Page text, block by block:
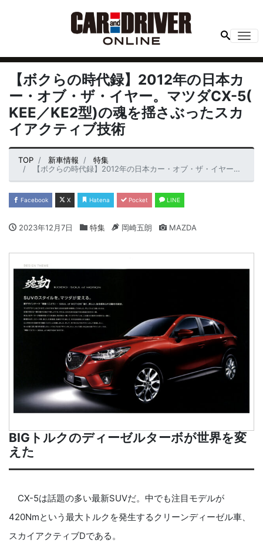
【ボクらの時代録】2012年の日本カ
ー・オブ・ザ・イヤー。マツダCX-5(
KEE／KE2型)の魂を揺さぶったスカ
イアクティブ技術
TOP 新車情報
特集
【ボクらの時代録】2012年の日本カー・オブ・ザ・イヤー。マツダCX-5( KEE／KE2型)の魂を揺さぶったスカイアクティブ技術
Facebook X Hatena Pocket LINE
2023年12月7日 特集 岡崎五朗 MAZDA
BIGトルクのディーゼルターボが世界を変
えた
CX-5は話題の多い最新SUVだ。中でも注目モデルが
420Nmという最大トルクを発生するクリーンディーゼル車、
スカイアクティブDである。